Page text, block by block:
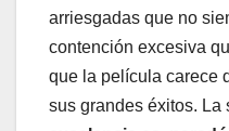
arriesgadas que no
contención excesiva
que la película carece
sus grandes éxitos. La